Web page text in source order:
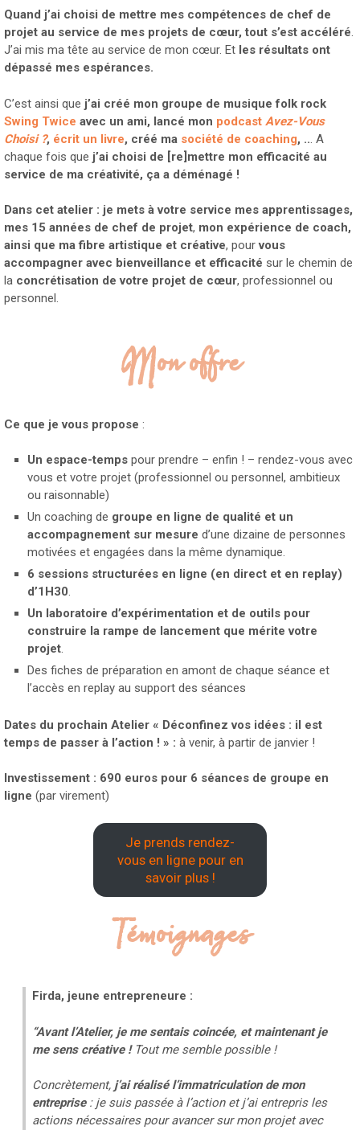
Quand j’ai choisi de mettre mes compétences de chef de
projet au service de mes projets de cœur, tout s’est accéléré.
J’ai mis ma tête au service de mon cœur. Et les résultats ont
dépassé mes espérances.
C’est ainsi que j’ai créé mon groupe de musique folk rock
Swing Twice avec un ami, lancé mon podcast Avez-Vous
Choisi ?, écrit un livre, créé ma société de coaching, ... A
chaque fois que j’ai choisi de [re]mettre mon efficacité au
service de ma créativité, ça a déménagé !
Dans cet atelier : je mets à votre service mes apprentissages,
mes 15 années de chef de projet, mon expérience de coach,
ainsi que ma fibre artistique et créative, pourvous
accompagner avec bienveillance et efficacité sur le chemin de
la concrétisation de votre projet de cœur, professionnel ou
personnel.
Mon offre
Ce que je vous propose :
Un espace-tempspour prendre – enfin ! – rendez-vous avec
vous et votre projet (professionnel ou personnel, ambitieux
ou raisonnable)
Un coaching de groupe en ligne de qualité et un
accompagnement sur mesure d’une dizaine de personnes
motivées et engagées dans la même dynamique.
6 sessions structurées en ligne (en direct et en replay)
d’1H30.
Un laboratoire d’expérimentation et de outils pour
construire la rampe de lancement que mérite votre
projet.
Des fiches de préparation en amont de chaque séance et
l’accès en replay au support des séances
Dates du prochain Atelier « Déconfinez vos idées : il est
temps de passer à l’action ! » : à venir, à partir de janvier !
Investissement : 690 euros pour 6 séances de groupe en
ligne (par virement)
Je prends rendez-
vous en ligne pour en
savoir plus !
Témoignages
Firda, jeune entrepreneure :
“Avant l’Atelier, je me sentais coincée, et maintenant je
me sens créative !Tout me semble possible !
Concrètement,j’ai réalisé l’immatriculation de mon
entreprise: je suis passée à l’action et j’ai entrepris les
actions nécessaires pour avancer sur mon projet avec